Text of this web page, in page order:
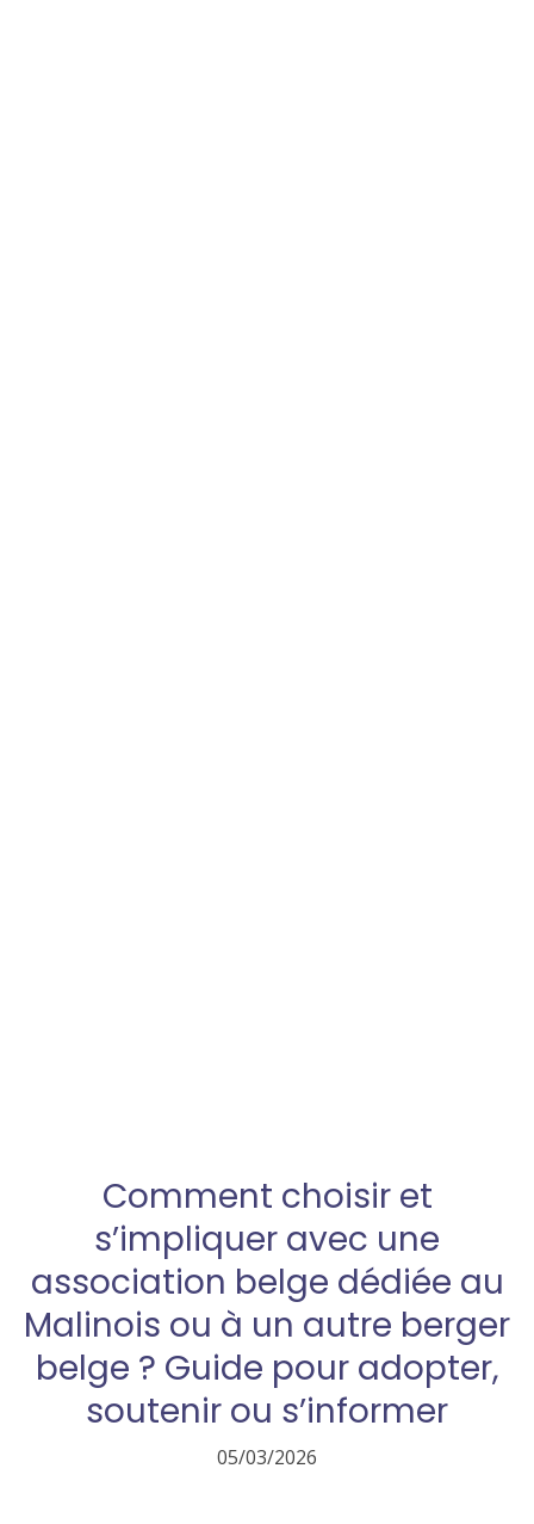
Comment choisir et
s’impliquer avec une
association belge dédiée au
Malinois ou à un autre berger
belge ? Guide pour adopter,
soutenir ou s’informer
05/03/2026